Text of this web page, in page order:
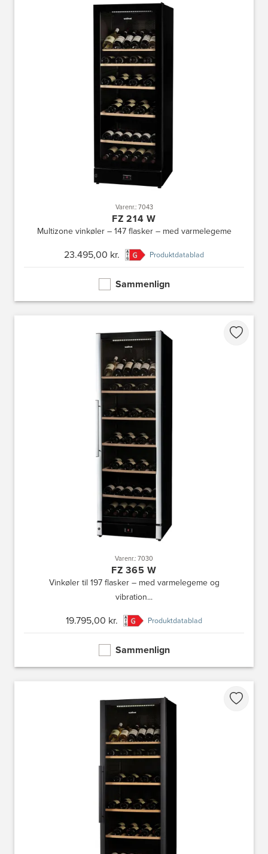
Varenr.: 7043
FZ 214 W
Multizone vinkøler – 147 flasker – med varmelegeme
23.495,00 kr. Produktdatablad
Sammenlign
Varenr.: 7030
FZ 365 W
Vinkøler til 197 flasker – med varmelegeme og
vibration...
19.795,00 kr. Produktdatablad
Sammenlign